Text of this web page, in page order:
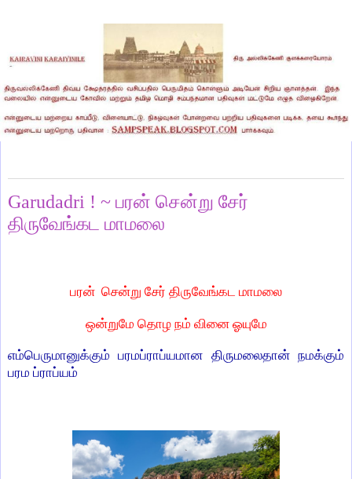
Garudadri ! ~ பரன் சென்று சேர்
திருவேங்கட மாமலை
பரன் சென்று சேர் திருவேங்கட மாமலை
ஒன்றுமே தொழ நம் வினை ஓயுமே
எம்பெருமானுக்கும் பரமப்ராப்யமான திருமலைதான் நமக்கும்
பரம ப்ராப்யம்